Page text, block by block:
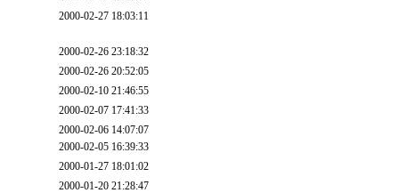
2000-02-27 18:03:11
2000-02-26 23:18:32
2000-02-26 20:52:05
2000-02-10 21:46:55
2000-02-07 17:41:33
2000-02-06 14:07:07
2000-02-05 16:39:33
2000-01-27 18:01:02
2000-01-20 21:28:47